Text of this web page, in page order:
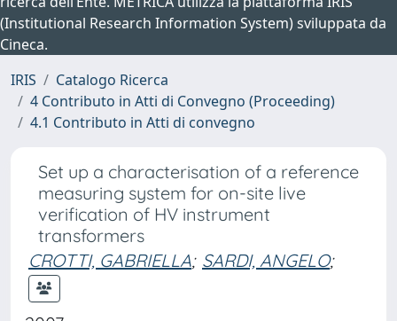
(Institutional Research Information System) sviluppata da
Cineca.
IRIS
Catalogo Ricerca
4 Contributo in Atti di Convegno (Proceeding)
4.1 Contributo in Atti di convegno
Set up a characterisation of a reference
measuring system for on-site live
verification of HV instrument
transformers
CROTTI, GABRIELLA; SARDI, ANGELO;